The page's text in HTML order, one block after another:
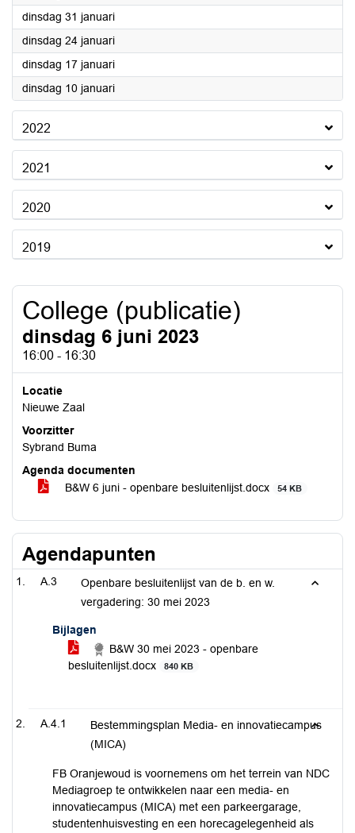
dinsdag 31 januari2023
dinsdag 24 januari2023
dinsdag 17 januari2023
dinsdag 10 januari2023
2022
2021
2020
2019
College (publicatie)
dinsdag 6 juni 2023
16:00 - 16:30
Locatie
Nieuwe Zaal
Voorzitter
Sybrand Buma
Agenda documenten
B&W 6 juni - openbare besluitenlijst.docx
54 KB
Agendapunten
A.3
Openbare besluitenlijst van de b. en w.
vergadering: 30 mei 2023
Bijlagen
B&W 30 mei 2023 - openbare
besluitenlijst.docx
840 KB
A.4.1
Bestemmingsplan Media- en innovatiecampus
(MICA)
FB Oranjewoud is voornemens om het terrein van NDC
Mediagroep te ontwikkelen naar een media- en
innovatiecampus (MICA) met een parkeergarage,
studentenhuisvesting en een horecagelegenheid als